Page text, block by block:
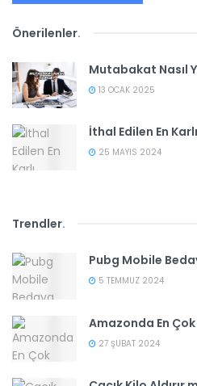
Önerilenler.
Mutabakat Nasıl
13 OCAK 2025
İthal Edilen En
25 MAYIS 2024
Trendler.
Pubg Mobile
5 TEMMUZ 2024
Amazonda En
27 ŞUBAT 2024